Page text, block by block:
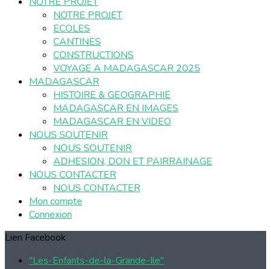
NOTRE PROJET
ECOLES
CANTINES
CONSTRUCTIONS
VOYAGE A MADAGASCAR 2025
MADAGASCAR
HISTOIRE & GEOGRAPHIE
MADAGASCAR EN IMAGES
MADAGASCAR EN VIDEO
NOUS SOUTENIR
NOUS SOUTENIR
ADHESION, DON ET PAIRRAINAGE
NOUS CONTACTER
NOUS CONTACTER
Mon compte
Connexion
Lien Facebook
"Les-Enfants-de-la-Grande-Ile"